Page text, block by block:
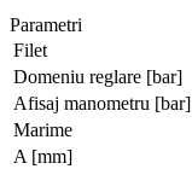
Parametri
Filet
Domeniu reglare [bar]
Afisaj manometru [bar]
Marime
A [mm]